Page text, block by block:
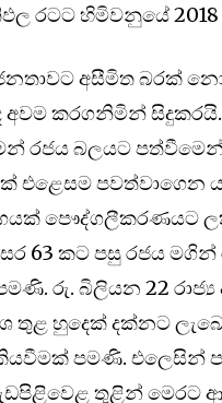
රටට හිමිවනුයේ 2018
අසීමිත බරක්
කරගනිමින්
රජය බලයට
පවත්වාගෙන
63 කට පසු රජය මගින්
රු. බිලියන 22
තුළ හුදෙක් දක්නට
පමණි. එලෙසින්
තුළින් මෙරට